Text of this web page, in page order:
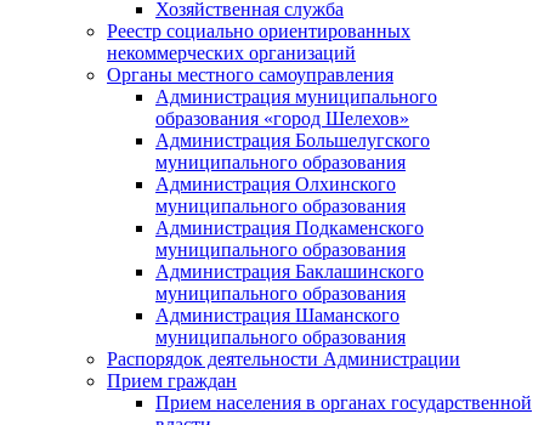
Хозяйственная служба
Реестр социально ориентированных
некоммерческих организаций
Органы местного самоуправления
Администрация муниципального
образования «город Шелехов»
Администрация Большелугского
муниципального образования
Администрация Олхинского
муниципального образования
Администрация Подкаменского
муниципального образования
Администрация Баклашинского
муниципального образования
Администрация Шаманского
муниципального образования
Распорядок деятельности Администрации
Прием граждан
Прием населения в органах государственной